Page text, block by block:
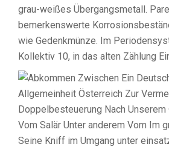
grau-weißes Übergangsmetall.
bemerkenswerte
wie Gedenkmünze. Im
Kollektiv 10, in das alten Zählung
Seine Kniff im Umgang unter